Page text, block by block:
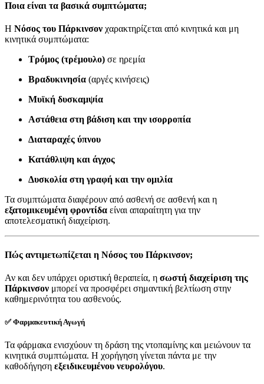
Ποια είναι τα βασικά συμπτώματα;
Η Νόσος του Πάρκινσον χαρακτηρίζεται από κινητικά και μη
κινητικά συμπτώματα:
Τρόμος (τρέμουλο) σε ηρεμία
Βραδυκινησία (αργές κινήσεις)
Μυϊκή δυσκαμψία
Αστάθεια στη βάδιση και την ισορροπία
Διαταραχές ύπνου
Κατάθλιψη και άγχος
Δυσκολία στη γραφή και την ομιλία
Τα συμπτώματα διαφέρουν από ασθενή σε ασθενή και η
εξατομικευμένη φροντίδα είναι απαραίτητη για την
αποτελεσματική διαχείριση.
Πώς αντιμετωπίζεται η Νόσος του Πάρκινσον;
Αν και δεν υπάρχει οριστική θεραπεία, η σωστή διαχείριση της
Πάρκινσον μπορεί να προσφέρει σημαντική βελτίωση στην
καθημερινότητα του ασθενούς.
✅ Φαρμακευτική Αγωγή
Τα φάρμακα ενισχύουν τη δράση της ντοπαμίνης και μειώνουν τα
κινητικά συμπτώματα. Η χορήγηση γίνεται πάντα με την
καθοδήγηση εξειδικευμένου νευρολόγου.